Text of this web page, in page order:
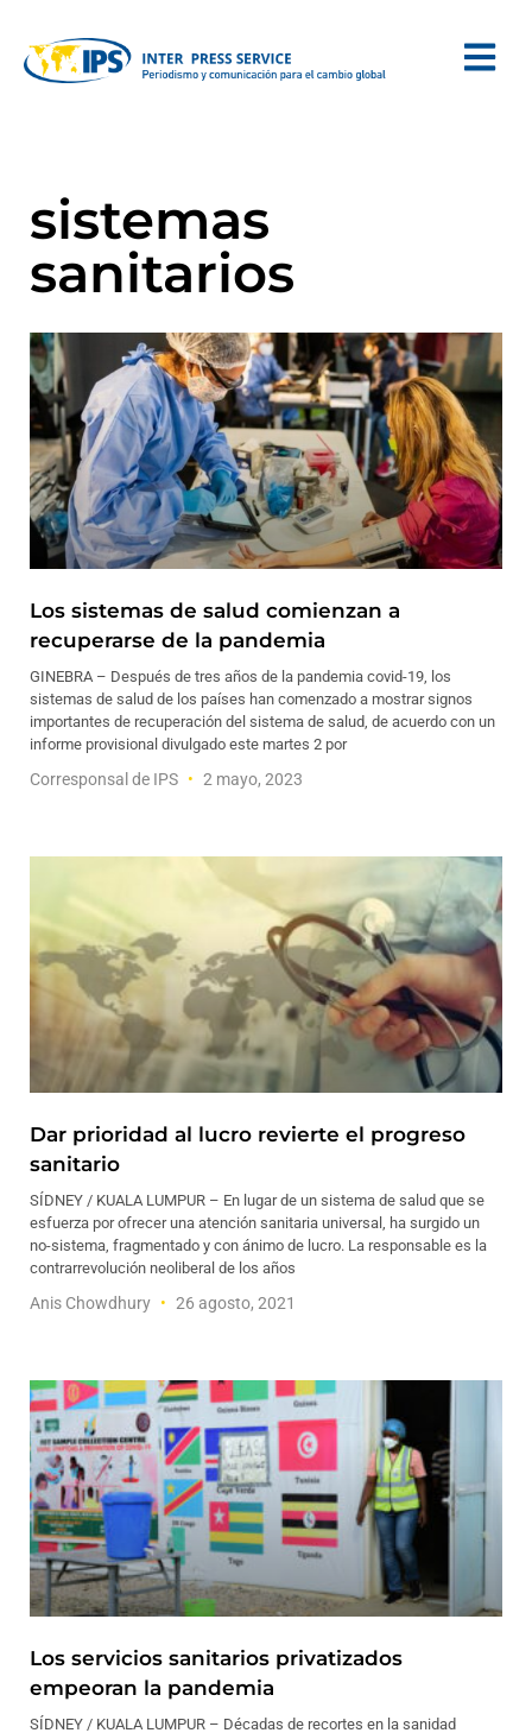
sistemas
sanitarios
Los sistemas de salud comienzan a
recuperarse de la pandemia
GINEBRA – Después de tres años de la pandemia covid-19, los
sistemas de salud de los países han comenzado a mostrar signos
importantes de recuperación del sistema de salud, de acuerdo con un
informe provisional divulgado este martes 2 por
Corresponsal de IPS 2 mayo, 2023
Dar prioridad al lucro revierte el progreso
sanitario
SÍDNEY / KUALA LUMPUR – En lugar de un sistema de salud que se
esfuerza por ofrecer una atención sanitaria universal, ha surgido un
no-sistema, fragmentado y con ánimo de lucro. La responsable es la
contrarrevolución neoliberal de los años
Anis Chowdhury 26 agosto, 2021
Los servicios sanitarios privatizados
empeoran la pandemia
SÍDNEY / KUALA LUMPUR – Décadas de recortes en la sanidad